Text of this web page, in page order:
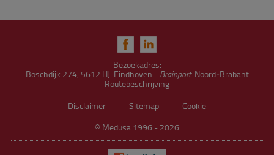
Bezoekadres:
Boschdijk 274, 5612 HJ Eindhoven - BrainportNoord‑Brabant
Routebeschrijving
Disclaimer
Sitemap
Cookie
© Medusa 1996 - 2026